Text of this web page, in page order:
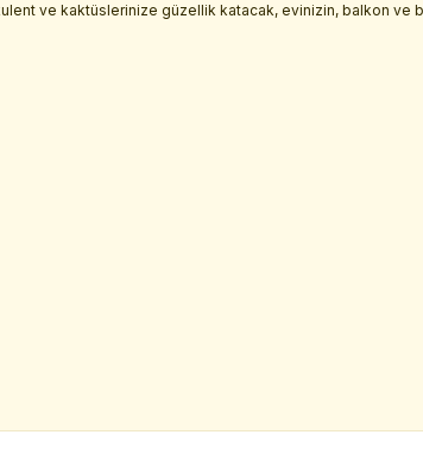
ve kaktüslerinize güzellik katacak, evinizin, balkon ve